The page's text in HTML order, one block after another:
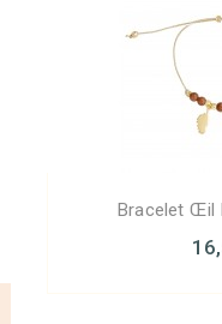
Bracelet Œil